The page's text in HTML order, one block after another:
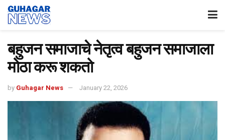
बहुजन समाजाचे नेतृत्व बहुजन समाजाला
मोठा करू शकतो
by Guhagar News January 22, 2026